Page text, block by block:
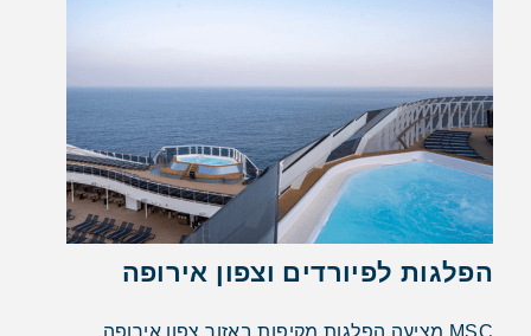
הפלגות לפיורדים וצפון אירופה
MSC מציעה הפלגות מקיפות באזור צפון אירופה,